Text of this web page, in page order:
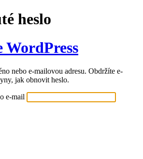
heslo
WordPress
nebo e-mailovou adresu. Obdržíte e-
jak obnovit heslo.
e-mail